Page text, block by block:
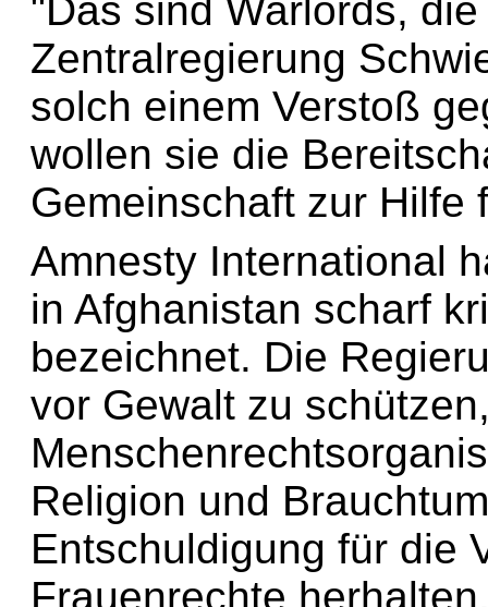
"Das sind Warlords,
Zentralregierung
solch einem Verstoß
wollen sie die
Gemeinschaft zur Hilfe
Amnesty International
in Afghanistan scharf
bezeichnet. Die
vor Gewalt zu
Religion und
Entschuldigung für die
Frauenrechte